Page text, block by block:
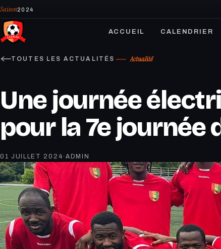
Saison2024
ACCUEIL CALENDRIER
TOUTES LES ACTUALITÉS Actualité
Une journée
pour la 7e journée
01 JUILLET 2024 · ADMIN